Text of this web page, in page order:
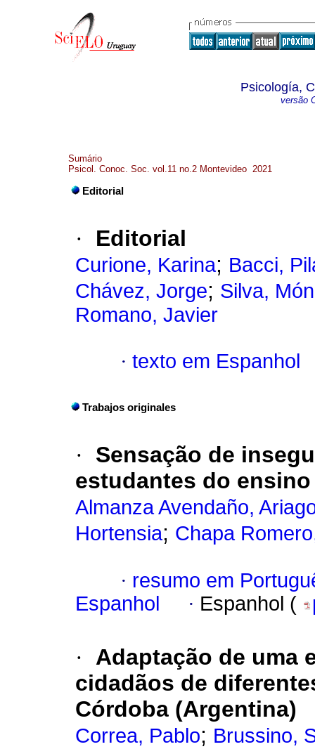
Psicología,
versão
Sumário
Psicol. Conoc. Soc. vol.11 no.2 Montevideo 2021
Editorial
· Editorial
Curione, Karina; Bacci,
Chávez, Jorge; Silva,
Romano, Javier
· texto em Espanhol
Trabajos originales
·
Sensação de
estudantes do
Almanza Avendaño,
Hortensia; Chapa
· resumo em
Espanhol
· Espanhol (
·
Adaptação de uma
cidadãos de
Córdoba (Argentina)
Correa, Pablo; Brussino,